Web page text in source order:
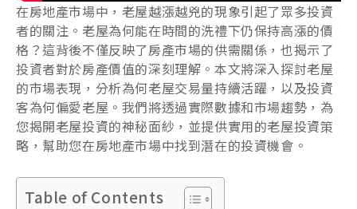
在房地產市場中，老屋越漲越兇的現象引起了眾多投資
者的關注。老屋為何能在時間的洗禮下仍保持高漲的價
格？這背後不僅反映了房產市場的供需關係，也揭示了
投資者對於房產價值的深刻理解。本文將深入探討老屋
的市場表現，分析為何老屋交易量持續活躍，以及投資
客為何偏愛老屋。我們將透過實際數據和市場趨勢，為
您揭開老屋投資的神秘面紗，並提供實用的老屋投資策
略，幫助您在房地產市場中找到潛在的投資機會。
Table of Contents